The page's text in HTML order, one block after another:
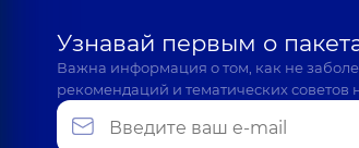
Узнавай первым о
Важна информация о том, как не
рекомендаций и тематических советов